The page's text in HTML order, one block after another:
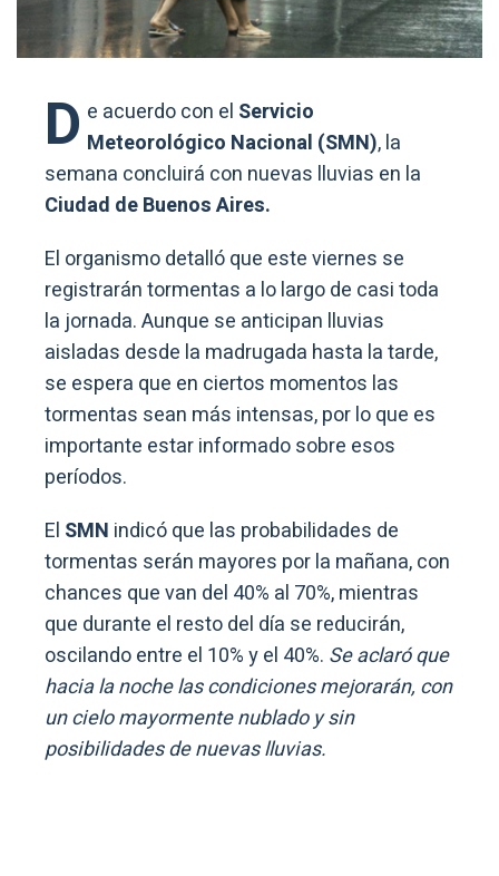
D e acuerdo con el Servicio
Meteorológico Nacional (SMN), la
semana concluirá con nuevas lluvias en la
Ciudad de Buenos Aires.
El organismo detalló que este viernes se
registrarán tormentas a lo largo de casi toda
la jornada. Aunque se anticipan lluvias
aisladas desde la madrugada hasta la tarde,
se espera que en ciertos momentos las
tormentas sean más intensas, por lo que es
importante estar informado sobre esos
períodos.
El SMN indicó que las probabilidades de
tormentas serán mayores por la mañana, con
chances que van del 40% al 70%, mientras
que durante el resto del día se reducirán,
oscilando entre el 10% y el 40%. Se aclaró que
hacia la noche las condiciones mejorarán, con
un cielo mayormente nublado y sin
posibilidades de nuevas lluvias.